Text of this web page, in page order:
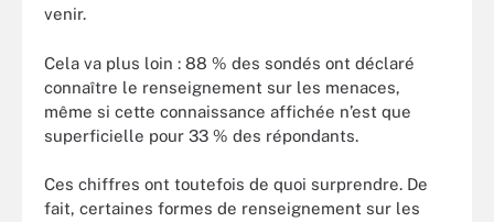
venir.
Cela va plus loin : 88 % des sondés ont déclaré
connaître le renseignement sur les menaces,
même si cette connaissance affichée n’est que
superficielle pour 33 % des répondants.
Ces chiffres ont toutefois de quoi surprendre. De
fait, certaines formes de renseignement sur les